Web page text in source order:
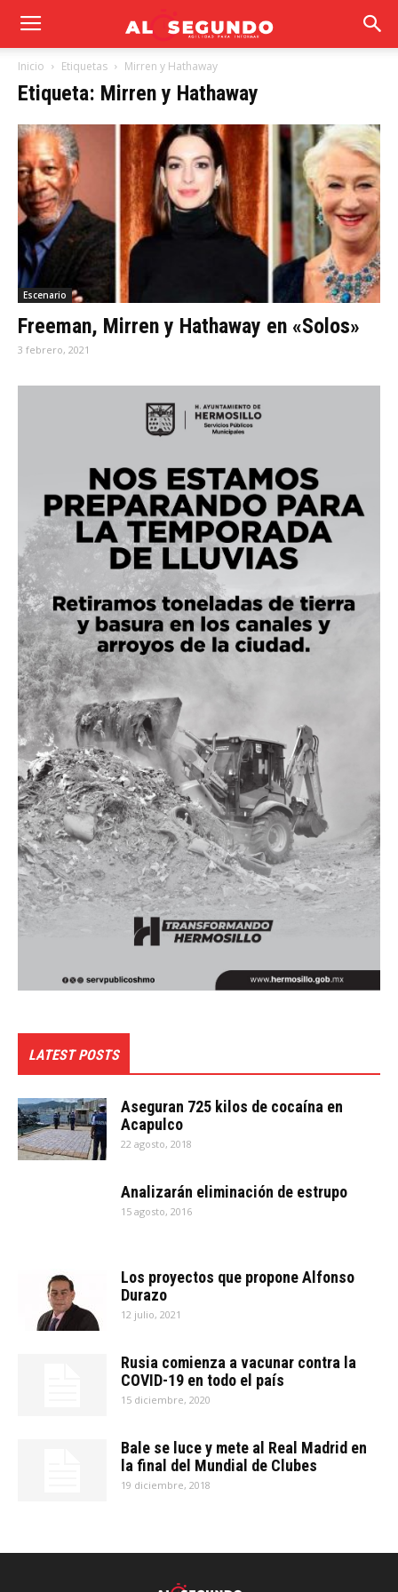
Inicio Etiquetas Mirren y Hathaway
Etiqueta: Mirren y Hathaway
Escenario
Freeman, Mirren y Hathaway en «Solos»
3 febrero, 2021
LATEST POSTS
Aseguran 725 kilos de cocaína en
Acapulco
22 agosto, 2018
Analizarán eliminación de estrupo
15 agosto, 2016
Los proyectos que propone Alfonso
Durazo
12 julio, 2021
Rusia comienza a vacunar contra la
COVID-19 en todo el país
15 diciembre, 2020
Bale se luce y mete al Real Madrid en
la final del Mundial de Clubes
19 diciembre, 2018